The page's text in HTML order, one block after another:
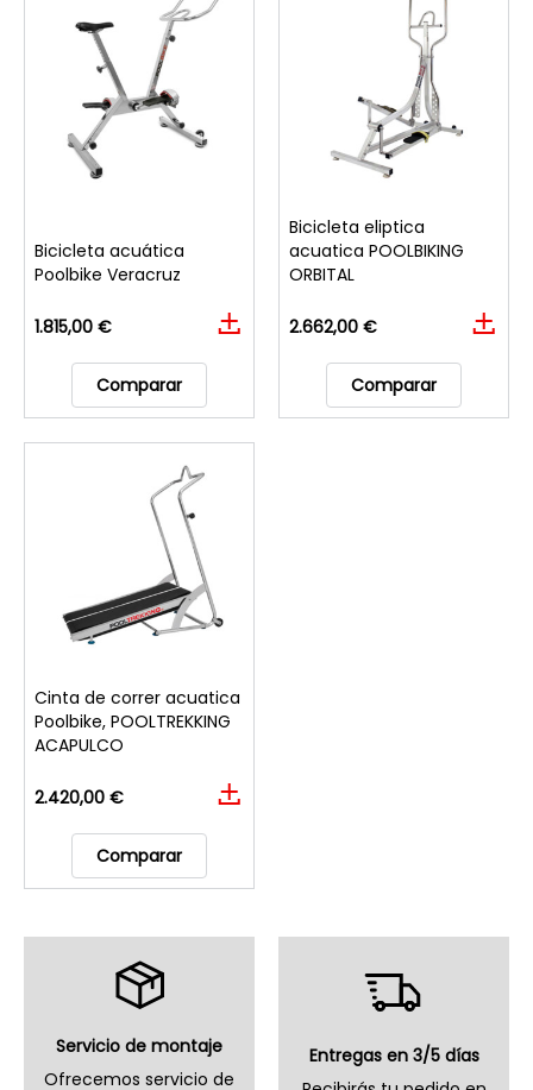
Bicicleta acuática
Poolbike Veracruz
1.815,00 €
Comparar
Bicicleta eliptica
acuatica POOLBIKING
ORBITAL
2.662,00 €
Comparar
Cinta de correr acuatica
Poolbike, POOLTREKKING
ACAPULCO
2.420,00 €
Comparar
Servicio de montaje
Ofrecemos servicio de
Entregas en 3/5 días